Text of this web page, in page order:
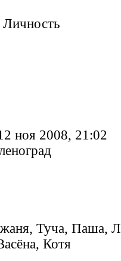
ноя 2008, 21:02
Туча, Паша,
Котя